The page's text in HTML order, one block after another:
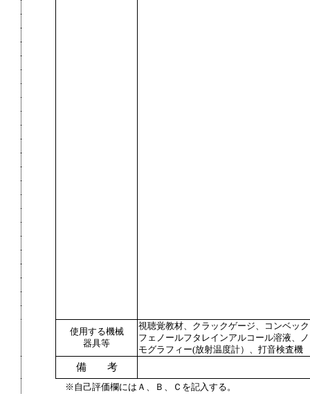
使用する機械
器具等
視聴覚教材、クラックゲージ、コンベッ
フェノールフタレインアルコール溶液、
モグラフィー(放射温度計）、打音検査機
備 考
※自己評価欄にはＡ、Ｂ、Ｃを記入する。